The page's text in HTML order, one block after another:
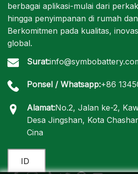
berbagai aplikasi-mulai dari
hingga penyimpanan di rumah
Berkomitmen pada kualitas,
global.
Surat:
Ponsel / Whatsapp:+86
Alamat:No.2, Jalan ke-2,
Desa Jingshan, Kota
Cina
ID